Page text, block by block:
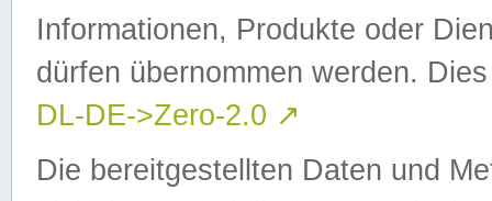
Informationen, Produkte oder
dürfen übernommen werden.
DL-DE->Zero-2.0 ↗
Die bereitgestellten Daten und